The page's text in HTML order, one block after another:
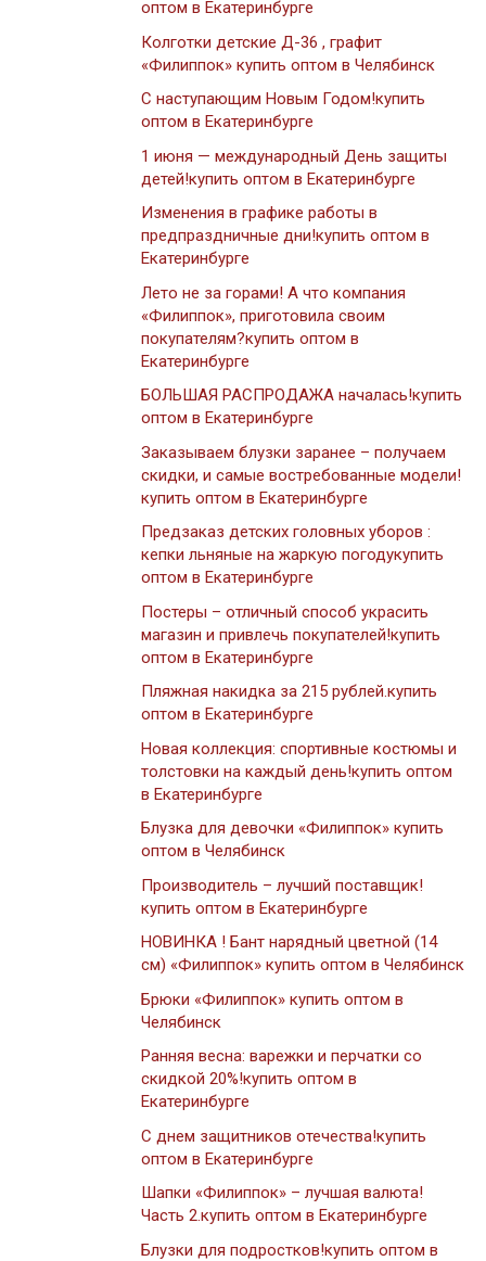
оптом в Екатеринбурге
Колготки детские Д-36 , графит
«Филиппок» купить оптом в Челябинск
С наступающим Новым Годом!купить
оптом в Екатеринбурге
1 июня — международный День защиты
детей!купить оптом в Екатеринбурге
Изменения в графике работы в
предпраздничные дни!купить оптом в
Екатеринбурге
Лето не за горами! А что компания
«Филиппок», приготовила своим
покупателям?купить оптом в
Екатеринбурге
БОЛЬШАЯ РАСПРОДАЖА началась!купить
оптом в Екатеринбурге
Заказываем блузки заранее – получаем
скидки, и самые востребованные модели!
купить оптом в Екатеринбурге
Предзаказ детских головных уборов :
кепки льняные на жаркую погодукупить
оптом в Екатеринбурге
Постеры – отличный способ украсить
магазин и привлечь покупателей!купить
оптом в Екатеринбурге
Пляжная накидка за 215 рублей.купить
оптом в Екатеринбурге
Новая коллекция: спортивные костюмы и
толстовки на каждый день!купить оптом
в Екатеринбурге
Блузка для девочки «Филиппок» купить
оптом в Челябинск
Производитель – лучший поставщик!
купить оптом в Екатеринбурге
НОВИНКА ! Бант нарядный цветной (14
см) «Филиппок» купить оптом в Челябинск
Брюки «Филиппок» купить оптом в
Челябинск
Ранняя весна: варежки и перчатки со
скидкой 20%!купить оптом в
Екатеринбурге
С днем защитников отечества!купить
оптом в Екатеринбурге
Шапки «Филиппок» – лучшая валюта!
Часть 2.купить оптом в Екатеринбурге
Блузки для подростков!купить оптом в